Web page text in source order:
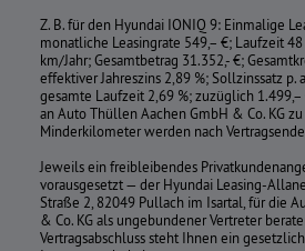
Z. B. für den Hyundai IONIQ 9: Einmalige
monatliche Leasingrate 549,– €; Laufzeit
km/Jahr; Gesamtbetrag 31.352,- €;
effektiver Jahreszins 2,89 %; Sollzinssatz p.
gesamte Laufzeit 2,69 %; zuzüglich
an Auto Thüllen Aachen GmbH & Co. KG
Minderkilometer werden nach
Jeweils ein freibleibendes
vorausgesetzt — der Hyundai Leasing-
Straße 2, 82049 Pullach im Isartal, für die
& Co. KG als ungebundener Vertreter
Vertragsabschluss steht Ihnen ein